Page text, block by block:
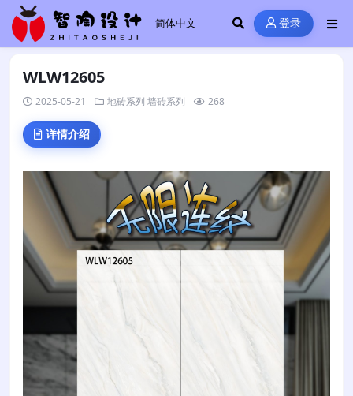
登录
WLW12605
2025-05-21 地砖系列 墙砖系列 268
详情介绍